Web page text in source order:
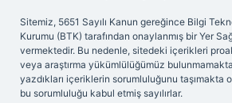
Sitemiz, 5651 Sayılı Kanun gereğince Bilgi
Kurumu (BTK) tarafından onaylanmış bir Yer
vermektedir. Bu nedenle, sitedeki içerikleri
veya araştırma yükümlülüğümüz
yazdıkları içeriklerin sorumluluğunu taşımakta
bu sorumluluğu kabul etmiş sayılırlar.